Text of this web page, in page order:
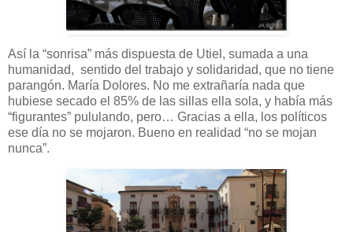
Así la “sonrisa” más dispuesta de Utiel, sumada a una
humanidad, sentido del trabajo y solidaridad, que no tiene
parangón. María Dolores. No me extrañaría nada que
hubiese secado el 85% de las sillas ella sola, y había más
“figurantes” pululando, pero… Gracias a ella, los políticos
ese día no se mojaron. Bueno en realidad “no se mojan
nunca”.